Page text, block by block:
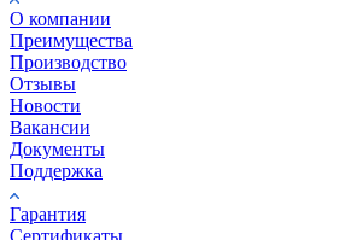
О компании
Преимущества
Производство
Отзывы
Новости
Вакансии
Документы
Поддержка
Гарантия
Сертификаты